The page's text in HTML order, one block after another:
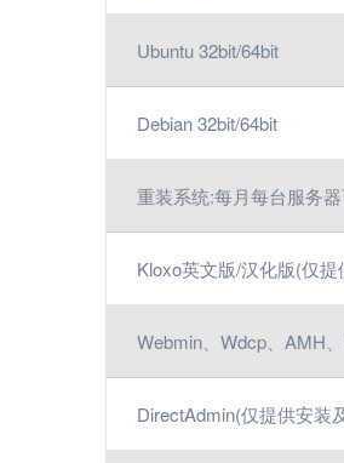
Ubuntu 32bit/64bit
Debian 32bit/64bit
重装系统:每月每台服务
Kloxo英文版/汉化版(仅
Webmin、Wdcp、AMH
DirectAdmin(仅提供安装